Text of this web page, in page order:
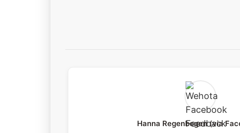
Hanna Regenbogen (via